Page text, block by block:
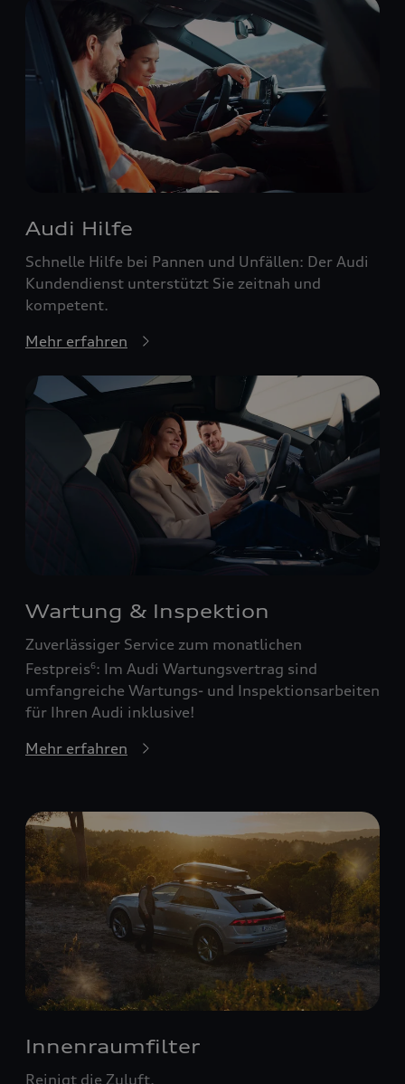
Audi Hilfe
Schnelle Hilfe bei Pannen und Unfällen: Der Audi
Kundendienst unterstützt Sie zeitnah und
kompetent.
Mehr erfahren
Wartung & Inspektion
Zuverlässiger Service zum monatlichen
Festpreis6: Im Audi Wartungsvertrag sind
umfangreiche Wartungs- und Inspektionsarbeiten
für Ihren Audi inklusive!
Mehr erfahren
Innenraumfilter
Reinigt die Zuluft.